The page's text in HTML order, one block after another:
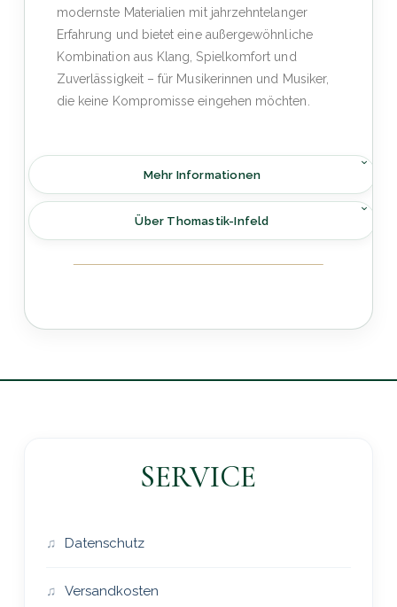
modernste Materialien mit jahrzehntelanger
Erfahrung und bietet eine außergewöhnliche
Kombination aus Klang, Spielkomfort und
Zuverlässigkeit – für Musikerinnen und Musiker,
die keine Kompromisse eingehen möchten.
Mehr Informationen
Über Thomastik-Infeld
SERVICE
Datenschutz
Versandkosten